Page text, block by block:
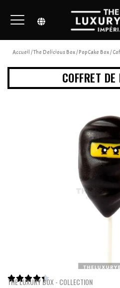
Accueil /The Delicious Box/PopCake Box/
COFFRET

THE LUXURY BOX - COLLECTION